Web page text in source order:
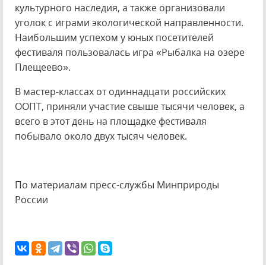
культурного наследия, а также организовали
уголок с играми экологической направленности.
Наибольшим успехом у юных посетителей
фестиваля пользовалась игра «Рыбалка на озере
Плещеево».
В мастер-классах от одиннадцати российских
ООПТ, приняли участие свыше тысячи человек, а
всего в этот день на площадке фестиваля
побывало около двух тысяч человек.
По материалам пресс-службы Минприроды
России